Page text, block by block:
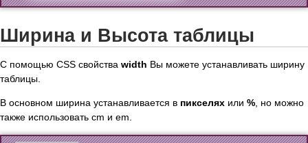
Ширина и Высота таблицы
С помощью CSS свойства width Вы можете устанавливать ширину
таблицы.
В основном ширина устанавливается в пикселях или % , но можно
также использовать cm и em.